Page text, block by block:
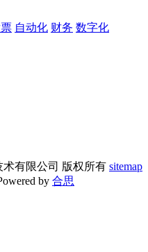
自动化 财务 数字化
术有限公司 版权所有 sitemap
by 合思